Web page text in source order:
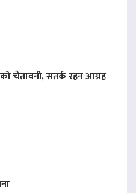
चेतावनी, सतर्क रहन आग्रह